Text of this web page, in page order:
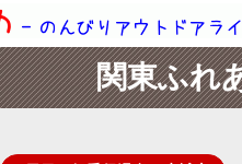
関東ふれ